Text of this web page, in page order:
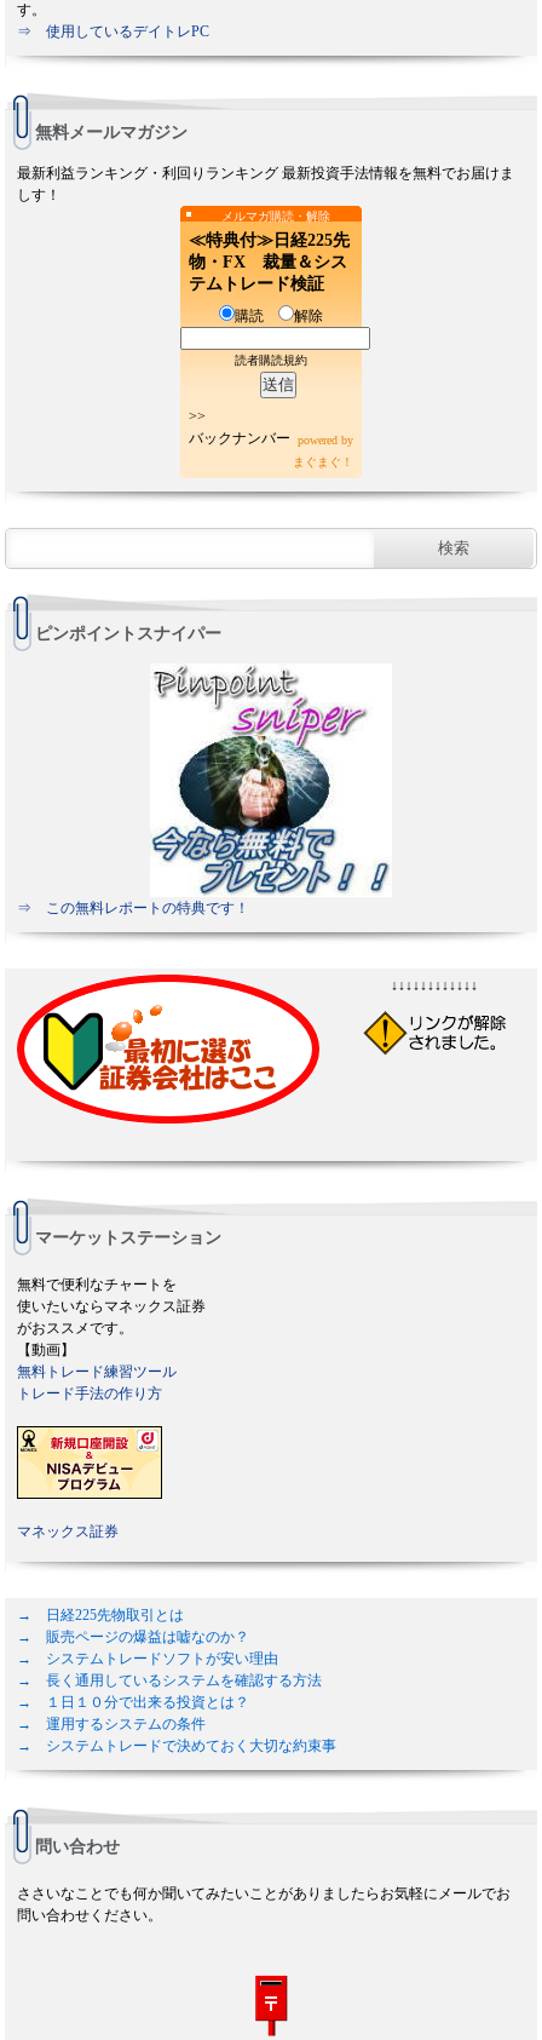
す。
⇒ 使用しているデイトレPC
無料メールマガジン
最新利益ランキング・利回りランキング 最新投資手法情報を無料でお届けま
しす！
メルマガ購読・解除
≪特典付≫日経225先
物・FX 裁量＆シス
テムトレード検証
購読 解除
読者購読規約
>>
バックナンバー
powered by
まぐまぐ！
ピンポイントスナイパー
⇒ この無料レポートの特典です！
↓↓↓↓↓↓↓↓↓↓↓↓
マーケットステーション
無料で便利なチャートを
使いたいならマネックス証券
がおススメです。
【動画】
無料トレード練習ツール
トレード手法の作り方
マネックス証券
→ 日経225先物取引とは
→ 販売ページの爆益は嘘なのか？
→ システムトレードソフトが安い理由
→ 長く通用しているシステムを確認する方法
→ １日１０分で出来る投資とは？
→ 運用するシステムの条件
→ システムトレードで決めておく大切な約束事
問い合わせ
ささいなことでも何か聞いてみたいことがありましたらお気軽にメールでお
問い合わせください。